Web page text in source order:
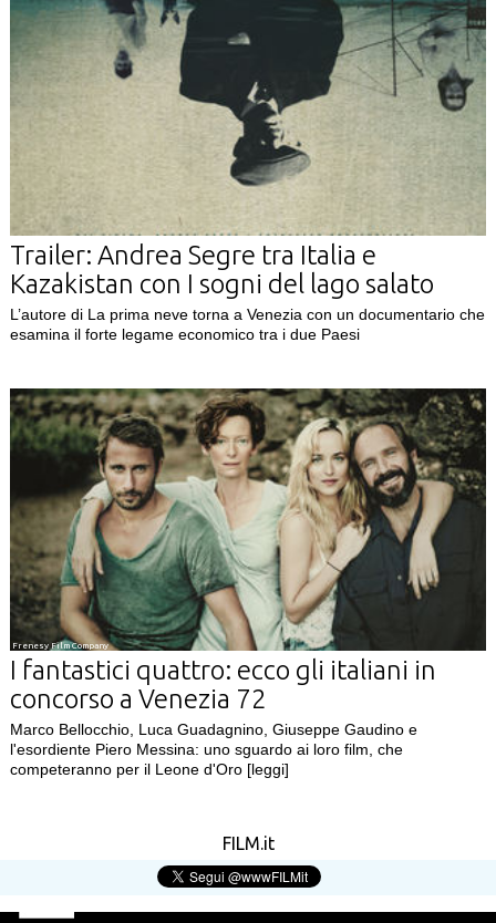
Trailer: Andrea Segre tra Italia e
Kazakistan con I sogni del lago salato
L’autore di La prima neve torna a Venezia con un documentario che
esamina il forte legame economico tra i due Paesi
Frenesy Film Company
I fantastici quattro: ecco gli italiani in
concorso a Venezia 72
Marco Bellocchio, Luca Guadagnino, Giuseppe Gaudino e
l'esordiente Piero Messina: uno sguardo ai loro film, che
competeranno per il Leone d'Oro [leggi]
FILM.it